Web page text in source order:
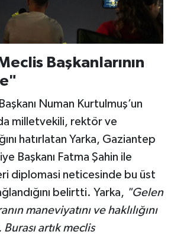
Başkanlarının
Numan Kurtulmuş’un
milletvekili, rektör ve
hatırlatan Yarka, Gaziantep
Başkanı Fatma Şahin ile
diplomasi neticesinde bu üst
belirtti. Yarka, "Gelen
maneviyatını ve haklılığını
artık meclis